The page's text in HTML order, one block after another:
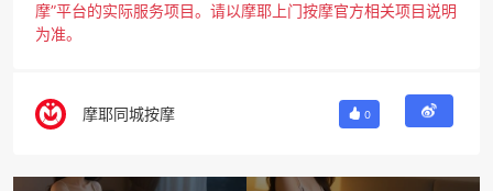
摩”平台的实际服务项目。请以摩耶上门按摩官方相关项目说明
为准。
摩耶同城按摩 0